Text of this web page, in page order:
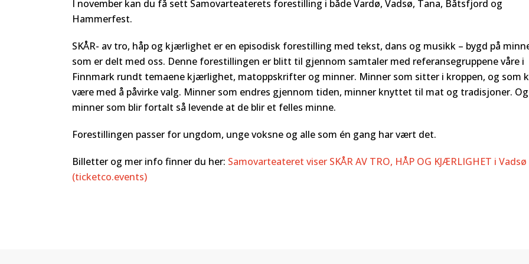
I november kan du få sett Samovarteaterets forestilling i både Vardø, Vadsø, Tana, Båtsfjord og
Hammerfest.
SKÅR- av tro, håp og kjærlighet er en episodisk forestilling med tekst, dans og musikk – bygd på
som er delt med oss. Denne forestillingen er blitt til gjennom samtaler med referansegruppene våre i
Finnmark rundt temaene kjærlighet, matoppskrifter og minner. Minner som sitter i kroppen, og som
være med å påvirke valg. Minner som endres gjennom tiden, minner knyttet til mat og tradisjoner. Og
minner som blir fortalt så levende at de blir et felles minne.
Forestillingen passer for ungdom, unge voksne og alle som én gang har vært det.
Billetter og mer info finner du her: Samovarteateret viser SKÅR AV TRO, HÅP OG KJÆRLIGHET i Vadsø
(ticketco.events)